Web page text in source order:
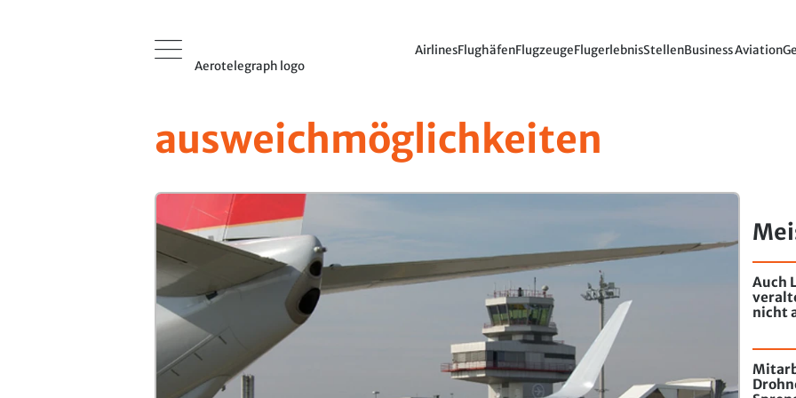
Aerotelegraph logo
AirlinesFlughäfenFlugzeugeFlugerlebnisStellenBusiness Aviation
ausweichmöglichkeiten
Auch
nicht